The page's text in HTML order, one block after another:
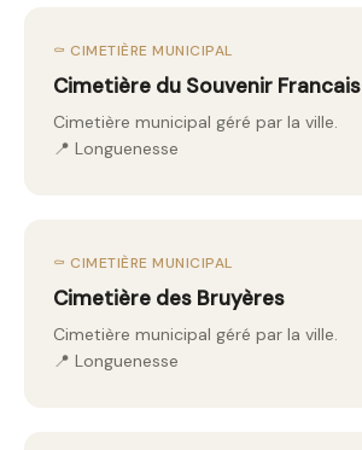
⚰️ CIMETIÈRE MUNICIPAL
Cimetière du Souvenir Francais
Cimetière municipal géré par la ville.
📍 Longuenesse
⚰️ CIMETIÈRE MUNICIPAL
Cimetière des Bruyères
Cimetière municipal géré par la ville.
📍 Longuenesse